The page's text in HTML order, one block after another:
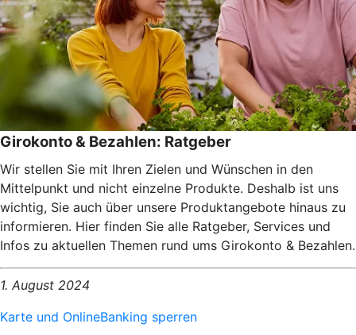
Girokonto & Bezahlen: Ratgeber
Wir stellen Sie mit Ihren Zielen und Wünschen in den
Mittelpunkt und nicht einzelne Produkte. Deshalb ist uns
wichtig, Sie auch über unsere Produktangebote hinaus zu
informieren. Hier finden Sie alle Ratgeber, Services und
Infos zu aktuellen Themen rund ums Girokonto & Bezahlen.
1. August 2024
Karte und OnlineBanking sperren